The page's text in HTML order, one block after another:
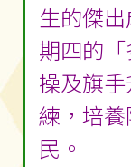
生的傑
期四的
操及旗
練，培
民。